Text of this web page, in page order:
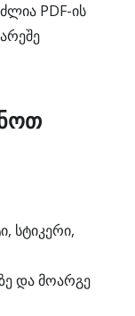
PDF-ის
სტიკერი,
და მოარგე